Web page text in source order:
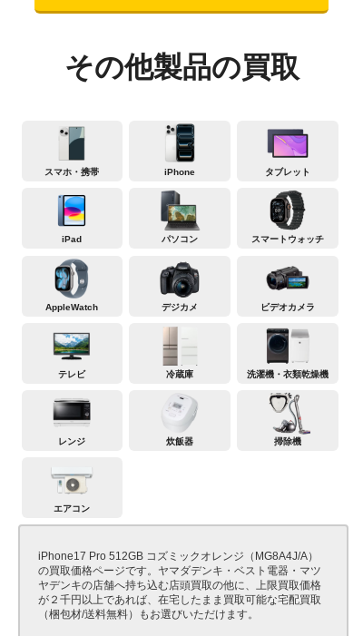
その他製品の買取
スマホ・携帯 iPhone タブレット
iPad パソコン スマートウォッチ
AppleWatch デジカメ ビデオカメラ
テレビ 冷蔵庫 洗濯機・衣類乾燥機
レンジ 炊飯器 掃除機
エアコン
iPhone17 Pro 512GB コズミックオレンジ（MG8A4J/A）
の買取価格ページです。ヤマダデンキ・ベスト電器・マツ
ヤデンキの店舗へ持ち込む店頭買取の他に、上限買取価格
が２千円以上であれば、在宅したまま買取可能な宅配買取
（梱包材/送料無料）もお選びいただけます。